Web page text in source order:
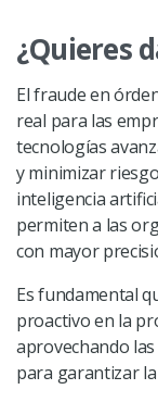
¿Quieres
El fraude en
real para las
tecnologías
y minimizar
inteligencia
permiten a las
con mayor
Es fundamental
proactivo en la
aprovechando
para garantizar